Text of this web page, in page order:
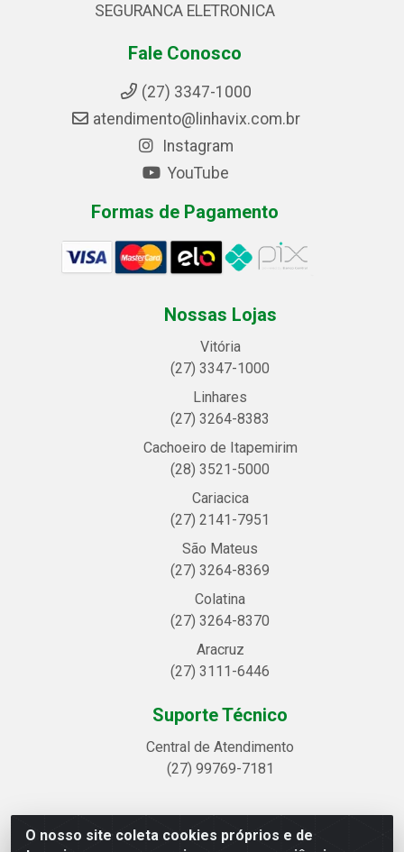
O nosso site coleta cookies próprios e de
SEGURANCA ELETRONICA
Fale Conosco
(27) 3347-1000
atendimento@linhavix.com.br
Instagram
YouTube
Formas de Pagamento
Nossas Lojas
Vitória
(27) 3347-1000
Linhares
(27) 3264-8383
Cachoeiro de Itapemirim
(28) 3521-5000
Cariacica
(27) 2141-7951
São Mateus
(27) 3264-8369
Colatina
(27) 3264-8370
Aracruz
(27) 3111-6446
Suporte Técnico
Central de Atendimento
(27) 99769-7181
Linhavix Distribuidora LTDA - Avenida Alegre, 2521 -